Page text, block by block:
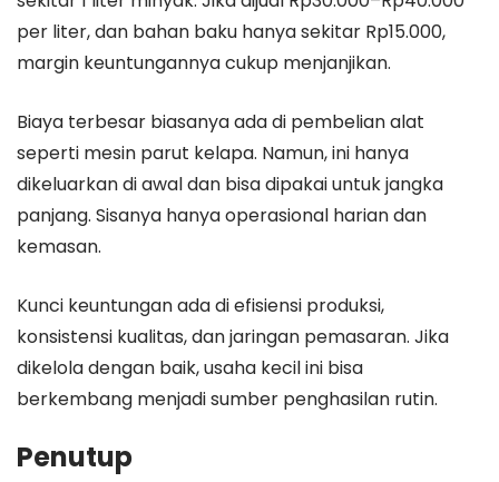
per liter, dan bahan baku hanya sekitar Rp15.000,
margin keuntungannya cukup menjanjikan.
Biaya terbesar biasanya ada di pembelian alat
seperti mesin parut kelapa. Namun, ini hanya
dikeluarkan di awal dan bisa dipakai untuk jangka
panjang. Sisanya hanya operasional harian dan
kemasan.
Kunci keuntungan ada di efisiensi produksi,
konsistensi kualitas, dan jaringan pemasaran. Jika
dikelola dengan baik, usaha kecil ini bisa
berkembang menjadi sumber penghasilan rutin.
Penutup